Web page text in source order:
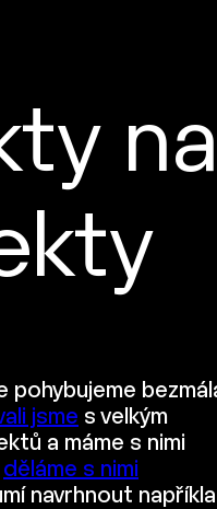
pohybujeme
jsme s velkým
a máme s nimi
děláme s nimi
navrhnout